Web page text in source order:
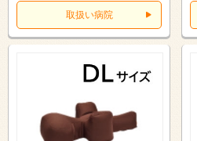
取扱い病院